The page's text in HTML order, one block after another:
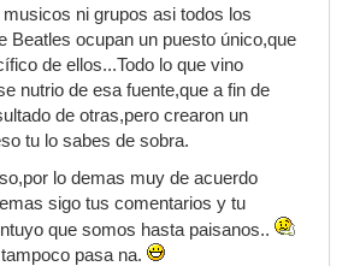
ni grupos asi todos los
Beatles ocupan un puesto único,que
de ellos...Todo lo que vino
nutrio de esa fuente,que a fin de
de otras,pero crearon un
tu lo sabes de sobra.
lo demas muy de acuerdo
sigo tus comentarios y tu
que somos hasta paisanos..
pasa na.